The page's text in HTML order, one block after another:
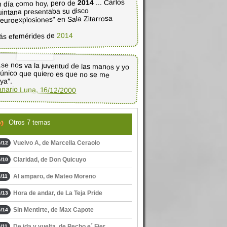
día como hoy, pero de 2014 ... Carlos
presentaba su disco
en Sala Zitarrosa
efemérides de 2014
nos va la juventud de las manos y yo
que quiero es que no se me
Luna, 16/12/2000
Otros 7 temas
12 Vuelvo A, de Marcella Ceraolo
10 Claridad, de Don Quicuyo
11 Al amparo, de Mateo Moreno
13 Hora de andar, de La Teja Pride
14 Sin Mentirte, de Max Capote